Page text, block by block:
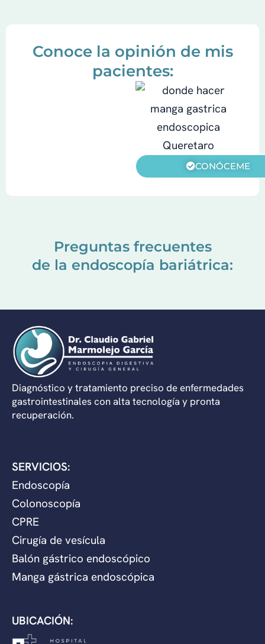
Conoce la opinión de mis
pacientes:
CONÓCEME
Preguntas frecuentes
de la endoscopía bariátrica:
Diagnóstico y tratamiento preciso de enfermedades
gastrointestinales con alta tecnología y pronta
recuperación.
SERVICIOS:
Endoscopía
Colonoscopía
CPRE
Cirugía de vesícula
Balón gástrico endoscópico
Manga gástrica endoscópica
UBICACIÓN: